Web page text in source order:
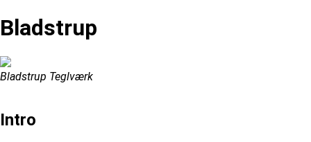
Bladstrup
Bladstrup Teglværk
Intro